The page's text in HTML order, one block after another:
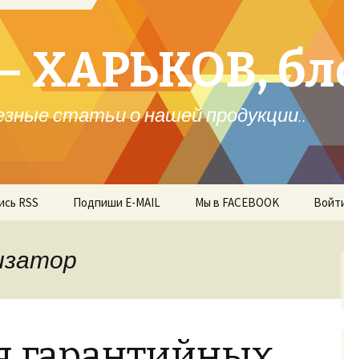
ХАРЬКОВ,
статьи о нашей продукции..
RSS Подпиши E-MAIL Мы в FACEBOOK